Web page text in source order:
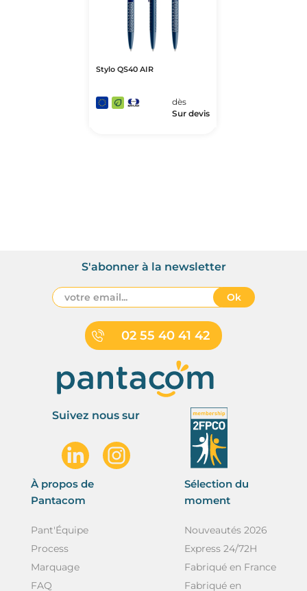
Stylo QS40 AIR
dès
Sur devis
02 55 40 41 42
S'abonner à la newsletter
Ok
Suivez nous sur
À propos de
Pantacom
Pant'Équipe
Process
Marquage
FAQ
Sélection du
moment
Nouveautés 2026
Express 24/72H
Fabriqué en France
Fabriqué en